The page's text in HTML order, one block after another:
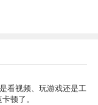
看视频、玩游戏还是工
顿了。